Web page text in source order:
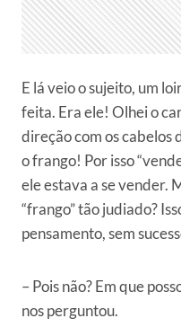
E lá veio o sujeito, um
feita. Era ele! Olhei o
direção com os cabelos
o frango! Por isso
ele estava a se vender.
“frango” tão judiado?
pensamento, sem
– Pois não? Em que
nos perguntou.